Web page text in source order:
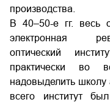
производства.
В 40–50-е гг. весь
электронная
оптический
практически во
надовыделить
всего институт